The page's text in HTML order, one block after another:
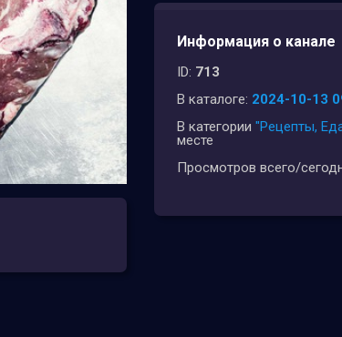
Информация о канале
ID: 713
В каталоге: 2024-10-13
В категории "Рецепты,
месте
Просмотров всего/